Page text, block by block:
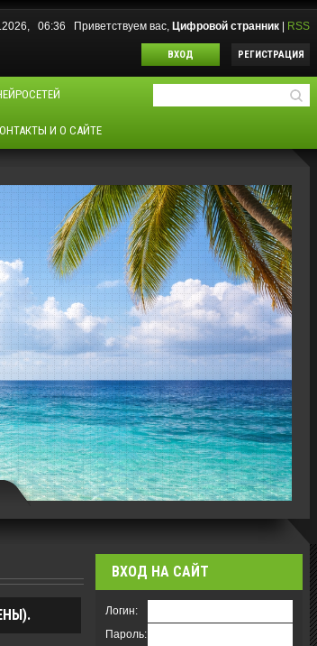
06:36 Приветствуем вас, Цифровой странник RSS
ВХОД РЕГИСТРАЦИЯ
И О САЙТЕ
ВХОД НА САЙТ
Логин:
Пароль: